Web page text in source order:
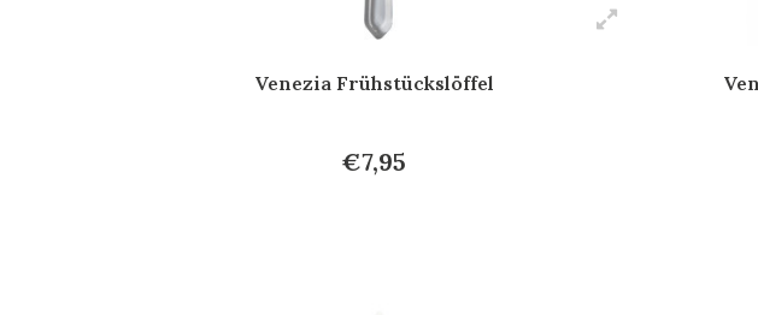
Venezia Frühstückslöffel
€7,95